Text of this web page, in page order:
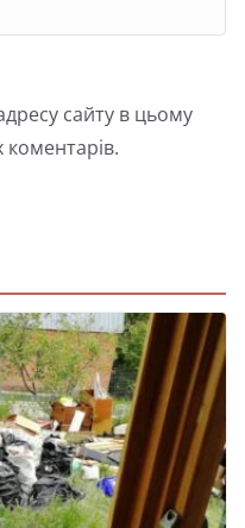
сайту в цьому
коментарів.